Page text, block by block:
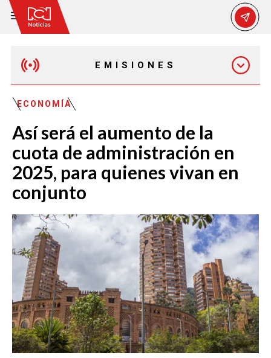
EMISIONES
EMISIÓN 7:00 PM
ECONOMÍA
Así será el aumento de la
cuota de administración en
2025, para quienes vivan en
conjunto